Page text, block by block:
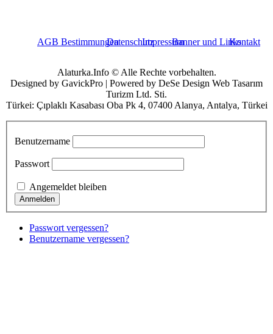
AGB BestimmungenDatenschutzImpressumBanner und LinksKontakt
Alaturka.Info © Alle Rechte vorbehalten.
Designed by GavickPro | Powered by DeSe Design Web Tasarım
Turizm Ltd. Sti.
Türkei: Çıplaklı Kasabası Oba Pk 4, 07400 Alanya, Antalya, Türkei
Benutzername
Passwort
Angemeldet bleiben
Passwort vergessen?
Benutzername vergessen?